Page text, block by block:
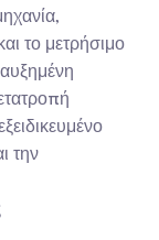
το μετρήσιμο
την